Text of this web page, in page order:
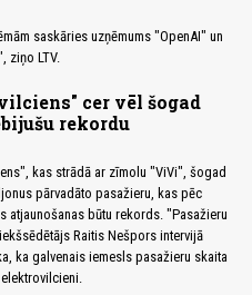
saskāries uzņēmums "OpenAI" un
ziņo LTV.
cer vēl šogad
rekordu
kas strādā ar zīmolu "ViVi", šogad
pārvadāto pasažieru, kas pēc
atjaunošanas būtu rekords. "Pasažieru
Raitis Nešpors intervijā
ka galvenais iemesls pasažieru skaita